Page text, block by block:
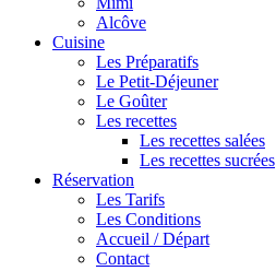
Alcôve
Cuisine
Les Préparatifs
Le Petit-Déjeuner
Le Goûter
Les recettes
Les recettes salées
Les recettes sucrées
Réservation
Les Tarifs
Les Conditions
Accueil / Départ
Contact